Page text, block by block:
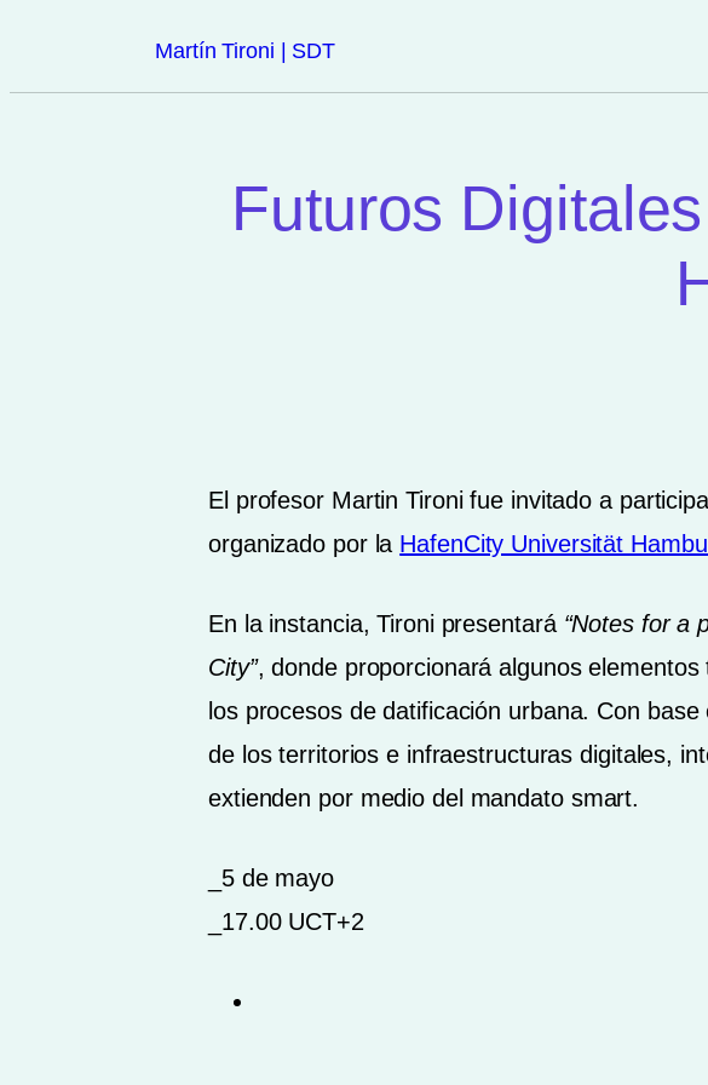
Martín Tironi | SDT
Futuros
El profesor Martin Tironi fue invitado a
organizado por la HafenCity Universität
En la instancia, Tironi presentará “Notes for a
City”, donde proporcionará algunos
los procesos de datificación urbana. Con
de los territorios e infraestructuras digitales,
extienden por medio del mandato smart.
_5 de mayo
_17.00 UCT+2